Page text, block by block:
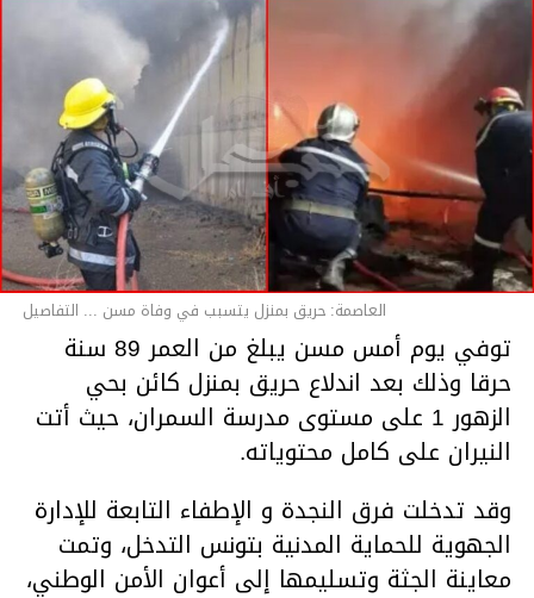
العاصمة: حريق بمنزل يتسبب في وفاة مسن ... التفاصيل
توفي يوم أمس مسن يبلغ من العمر 89 سنة
حرقا وذلك بعد اندلاع حريق بمنزل كائن بحي
الزهور 1 على مستوى مدرسة السمران، حيث أتت
النيران على كامل محتوياته.
وقد تدخلت فرق النجدة و الإطفاء التابعة للإدارة
الجهوية للحماية المدنية بتونس التدخل، وتمت
معاينة الجثة وتسليمها إلى أعوان الأمن الوطني،